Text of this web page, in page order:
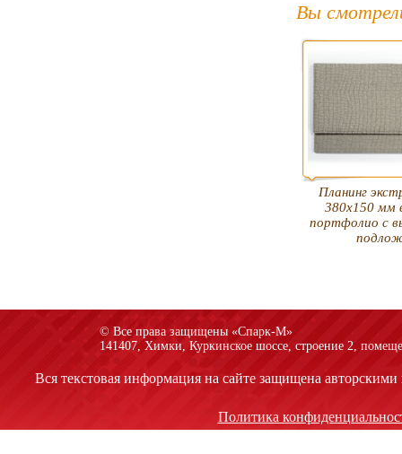
Вы
Планинг
380х150 мм
портфолио с
© Все права защищены «Спарк-M»
141407, Химки, Куркинское шоссе, строение 2,
Вся текстовая информация на сайте защищена
Политика